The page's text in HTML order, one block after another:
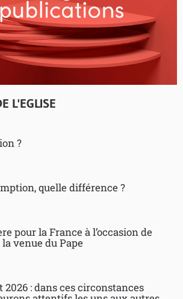
L'EGLISE
?
quelle différence ?
pour la France à l’occasion de
venue du Pape
: dans ces circonstances